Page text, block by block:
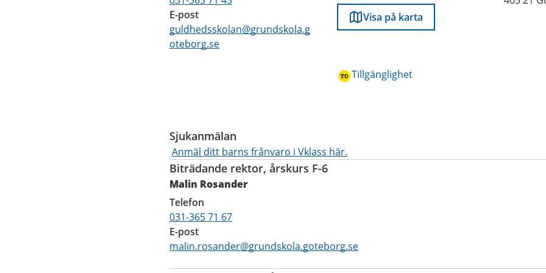
E-post
guldhedsskolan@grundskola.g
oteborg.se
Visa på karta
Tillgänglighet
Sjukanmälan
Anmäl ditt barns frånvaro i Vklass här.
Biträdande rektor, årskurs F-6
Malin Rosander
Telefon
031-365 71 67
E-post
malin.rosander@grundskola.goteborg.se